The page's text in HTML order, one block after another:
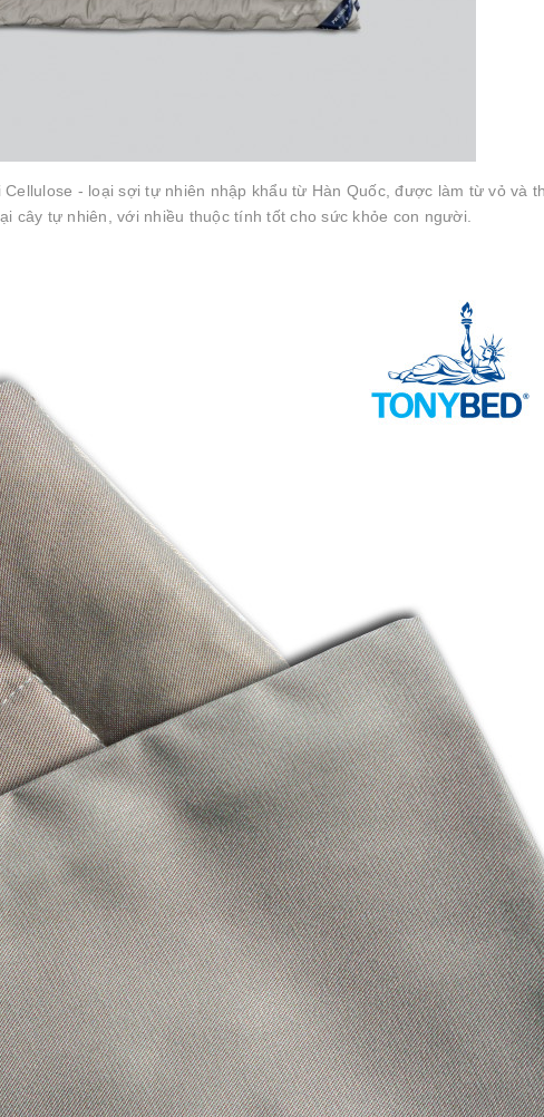
- loại sợi tự nhiên nhập khẩu từ Hàn Quốc, được làm từ vỏ và
cây tự nhiên, với nhiều thuộc tính tốt cho sức khỏe con người.